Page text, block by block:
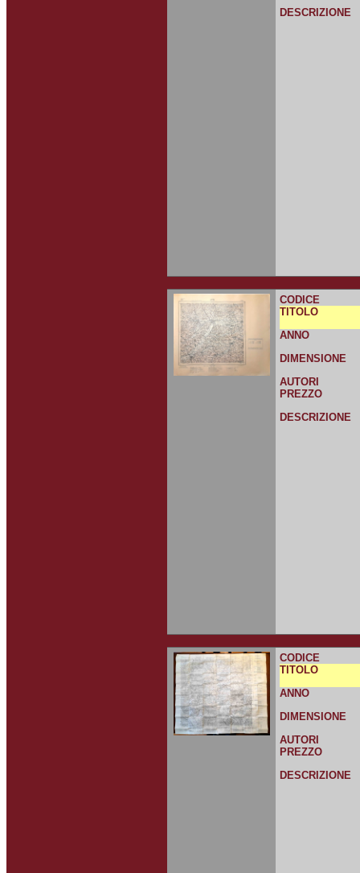
DESCRIZIONE
CODICE
TITOLO
ANNO
DIMENSIONE
AUTORI
PREZZO
DESCRIZIONE
CODICE
TITOLO
ANNO
DIMENSIONE
AUTORI
PREZZO
DESCRIZIONE